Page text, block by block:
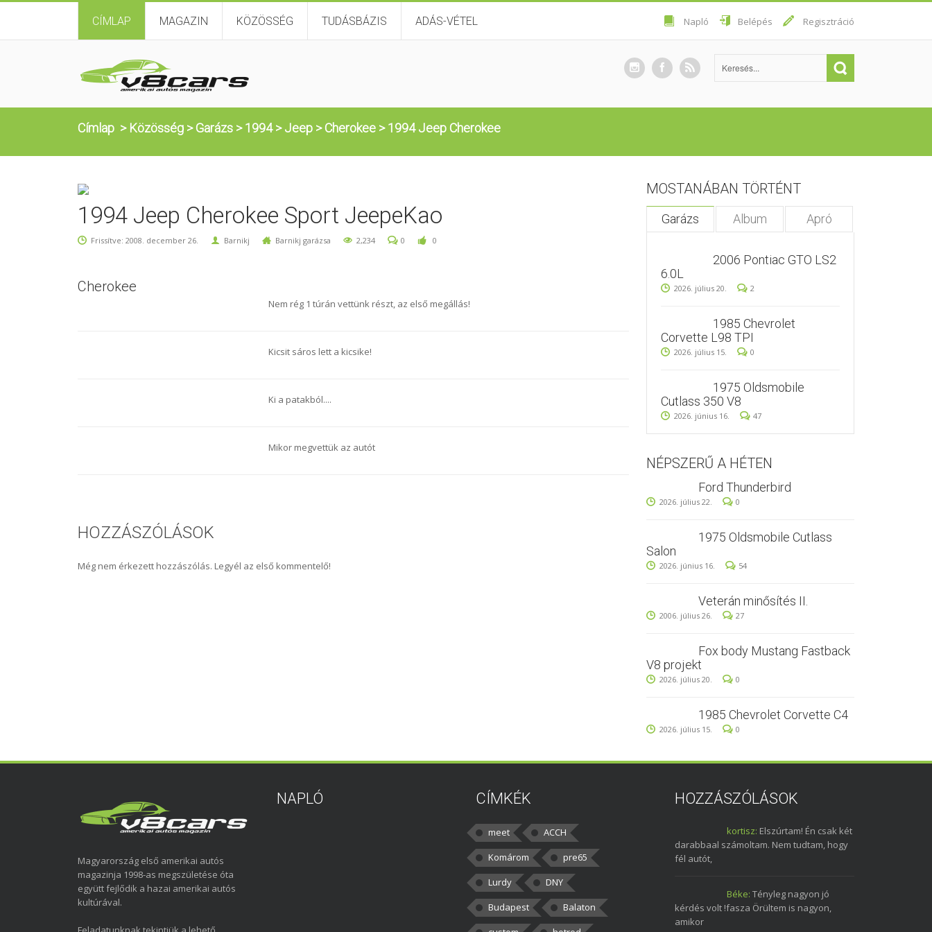
CÍMLAP MAGAZIN KÖZÖSSÉG TUDÁSBÁZIS ADÁS-VÉTEL Napló Belépés Regisztráció
Címlap > Közösség >Garázs >1994>Jeep >Cherokee >1994 Jeep Cherokee
1994 Jeep Cherokee Sport JeepeKao
Frissítve: 2008. december 26. Barnikj Barnikj garázsa 2,234 0 0
Cherokee
Nem rég 1 túrán vettünk részt, az első megállás!
Kicsit sáros lett a kicsike!
Ki a patakból....
Mikor megvettük az autót
HOZZÁSZÓLÁSOK
Még nem érkezett hozzászólás. Legyél az első kommentelő!
MOSTANÁBAN TÖRTÉNT
Garázs Album Apró
2006 Pontiac GTO LS2
6.0L
2026. július 20. 2
1985 Chevrolet
Corvette L98 TPI
2026. július 15. 0
1975 Oldsmobile
Cutlass 350 V8
2026. június 16. 47
NÉPSZERŰ A HÉTEN
Ford Thunderbird
2026. július 22. 0
1975 Oldsmobile Cutlass
Salon
2026. június 16. 54
Veterán minősítés II.
2006. július 26. 27
Fox body Mustang Fastback
V8 projekt
2026. július 20. 0
1985 Chevrolet Corvette C4
2026. július 15. 0
Magyarország első amerikai autós
magazinja 1998-as megszületése óta
együtt fejlődik a hazai amerikai autós
kultúrával.
NAPLÓ CÍMKÉK
meet
ACCH
Komárom
pre65
Lurdy
DNY
Budapest
Balaton
HOZZÁSZÓLÁSOK
kortisz: Elszúrtam! Én csak két
darabbaal számoltam. Nem tudtam, hogy
fél autót,
Béke: Tényleg nagyon jó
kérdés volt !fasza Örültem is nagyon,
amikor